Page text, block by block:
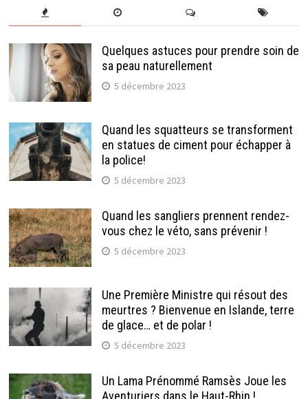
Quelques astuces pour prendre soin de
sa peau naturellement
5 décembre 2023
Quand les squatteurs se transforment
en statues de ciment pour échapper à
la police!
5 décembre 2023
Quand les sangliers prennent rendez-
vous chez le véto, sans prévenir !
5 décembre 2023
Une Première Ministre qui résout des
meurtres ? Bienvenue en Islande, terre
de glace… et de polar !
5 décembre 2023
Un Lama Prénommé Ramsès Joue les
Aventuriers dans le Haut-Rhin !